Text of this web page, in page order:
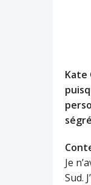
Kate
Je
Sud.